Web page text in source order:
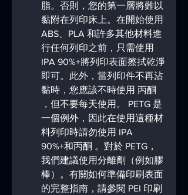
脂。否則，您的第一層將難以
黏附在列印床上。在開始使用
ABS、PLA 和許多其他材料進
行任何列印之前，只需使用
IPA 90%+將列印表面擦拭乾淨
即可。此外，當列印件不再沾
黏時，您應該不時使用 丙酮
，但不要每天使用。 PETG 是
一個例外，因此在使用這種材
料列印時請勿使用 IPA
90%+和丙酮 。對於 PETG，
我們建議使用分離劑（例如膠
棒）。有關如何準備印刷表面
的完整指南，請參閱 PEI 印刷